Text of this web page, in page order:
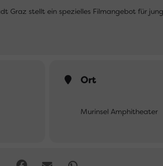
stellt ein spezielles Filmangebot für
Ort
Murinsel Amphitheater